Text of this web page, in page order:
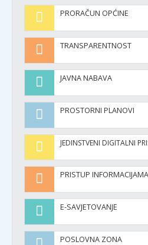
PRORAČUN OPĆINE
TRANSPARENTNOST
JAVNA NABAVA
PROSTORNI PLANOVI
JEDINSTVENI DIGITALNI
PRISTUP INFORMACIJAMA
E-SAVJETOVANJE
POSLOVNA ZONA